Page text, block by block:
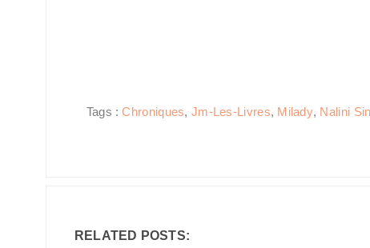
Tags :Chroniques, Jm-Les-Livres, Milady, Nalini
RELATED POSTS: